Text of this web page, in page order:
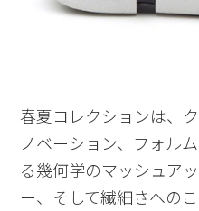
春夏コレクションは、
ノベーション、フォル
る幾何学のマッシュア
ー、そして繊細さへの